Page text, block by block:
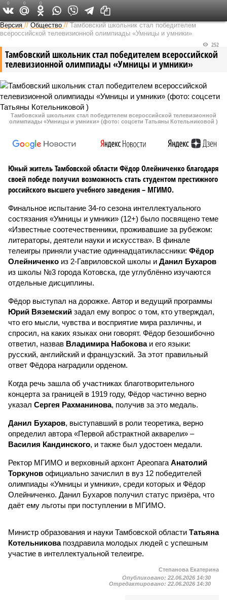
Версия в Тамбове
Версия //Общество //Тамбовский школьник стал победителем
всероссийской телевизионной олимпиады «Умницы и умники»
Тамбовский школьник стал победителем всероссийской
телевизионной олимпиады «Умницы и умники»
252
Тамбовский школьник стал победителем всероссийской телевизионной
олимпиады «Умницы и умники» (фото: соцсети Татьяны Котельниковой )
Юный житель Тамбовской области Фёдор Олейниченко благодаря
своей победе получил возможность стать студентом престижного
российского высшего учебного заведения – МГИМО.
Финальное испытание 34-го сезона интеллектуального
состязания «Умницы и умники» (12+) было посвящено теме
«Известные соотечественники, проживавшие за рубежом:
литераторы, деятели науки и искусства». В финале
телеигры приняли участие одиннадцатиклассники: Фёдор
Олейниченко из 2-Гавриловской школы и Данил Бухаров
из школы №3 города Котовска, где углублённо изучаются
отдельные дисциплины.
Фёдор выступал на дорожке. Автор и ведущий программы
Юрий Вяземский задал ему вопрос о том, кто утверждал,
что его мысли, чувства и восприятие мира различны, и
спросил, на каких языках они говорят. Фёдор безошибочно
ответил, назвав Владимира Набоковаи его языки:
русский, английский и французский. За этот правильный
ответ Фёдора наградили орденом.
Когда речь зашла об участниках благотворительного
концерта за границей в 1919 году, Фёдор частично верно
указал Сергея Рахманинова, получив за это медаль.
Данил Бухаров, выступавший в роли теоретика, верно
определил автора «Первой абстрактной акварели» –
Василия Кандинского, и также был удостоен медали.
Ректор МГИМО и верховный архонт Ареопага Анатолий
Торкунов официально зачислил в вуз 12 победителей
олимпиады «Умницы и умники», среди которых и Фёдор
Олейниченко. Данил Бухаров получил статус призёра, что
даёт ему льготы при поступлении в МГИМО.
Министр образования и науки Тамбовской области Татьяна
Котельникова поздравила молодых людей с успешным
участие в интеллектуальной телеигре.
0 0 0
Степанова Екатерина
Опубликовано: 22.06.2026 14:30
Отредактировано: 22.06.2026 14:30